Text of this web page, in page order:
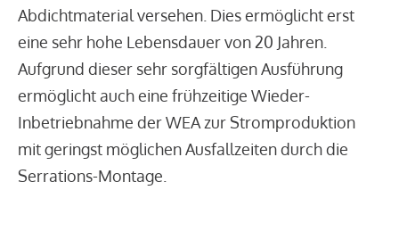
Abdichtmaterial versehen. Dies ermöglicht erst
eine sehr hohe Lebensdauer von 20 Jahren.
Aufgrund dieser sehr sorgfältigen Ausführung
ermöglicht auch eine frühzeitige Wieder-
Inbetriebnahme der WEA zur Stromproduktion
mit geringst möglichen Ausfallzeiten durch die
Serrations-Montage.